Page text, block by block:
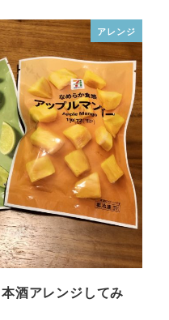
アレンジ
酒アレンジしてみ